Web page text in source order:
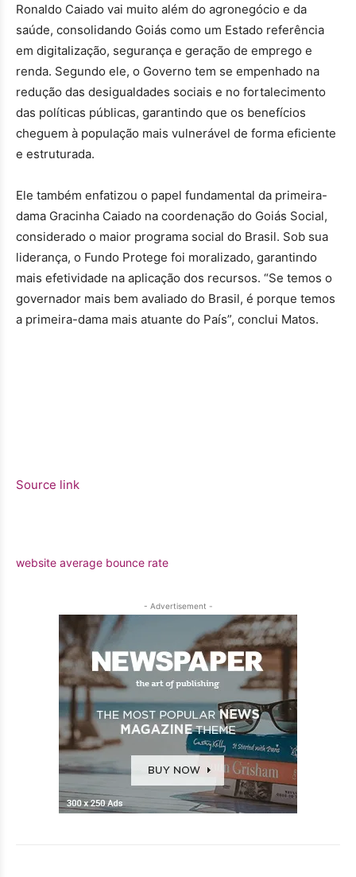
Ronaldo Caiado vai muito além do agronegócio e da
saúde, consolidando Goiás como um Estado referência
em digitalização, segurança e geração de emprego e
renda. Segundo ele, o Governo tem se empenhado na
redução das desigualdades sociais e no fortalecimento
das políticas públicas, garantindo que os benefícios
cheguem à população mais vulnerável de forma eficiente
e estruturada.
Ele também enfatizou o papel fundamental da primeira-
dama Gracinha Caiado na coordenação do Goiás Social,
considerado o maior programa social do Brasil. Sob sua
liderança, o Fundo Protege foi moralizado, garantindo
mais efetividade na aplicação dos recursos. “Se temos o
governador mais bem avaliado do Brasil, é porque temos
a primeira-dama mais atuante do País”, conclui Matos.
Source link
website average bounce rate
- Advertisement -